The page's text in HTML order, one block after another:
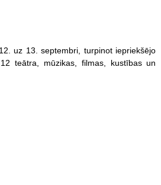
uz 13. septembri, turpinot iepriekšējo
teātra, mūzikas, filmas, kustības un